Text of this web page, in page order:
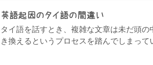
英語起因のタイ語の間違い
タイ語を話すとき、複雑な文章は未だ頭
き換えるというプロセスを踏んでしまって